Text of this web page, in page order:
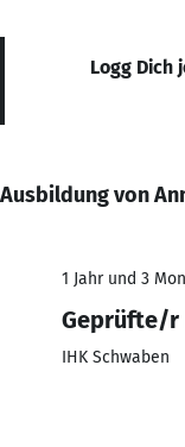
Logg Dich
Ausbildung von
1 Jahr und 3
Geprüfte/r
IHK Schwaben